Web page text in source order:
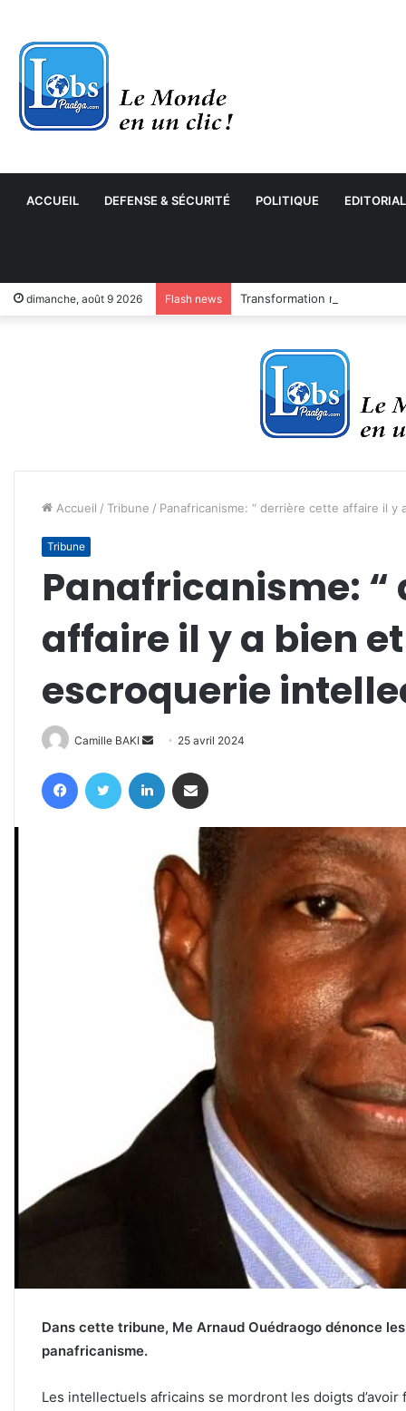
ACCUEIL DEFENSE & SÉCURITÉ POLITIQUE EDITORIAL
dimanche, août 9 2026 Flash news Transformation numérique :
Accueil / Tribune / Panafricanisme: “ derrière cette affaire il
Tribune
Panafricanisme: “
affaire il y a bien
escroquerie
Camille BAKI
Envoyer
courriel
25 avril 2024
FacebookTwitter Linkedin
Dans cette tribune, Me Arnaud Ouédraogo dénonce
panafricanisme.
Les intellectuels africains se mordront les doigts